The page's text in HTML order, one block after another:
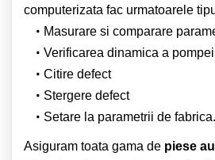
computerizata fac urmatoarele
Masurare si comparare
Verificarea dinamica a
Citire defect
Stergere defect
Setare la parametrii de fabrica.
Asiguram toata gama de piese